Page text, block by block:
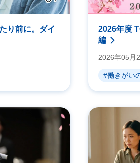
り前に。ダイ
2026年度
編
2026年05月
#働きがい